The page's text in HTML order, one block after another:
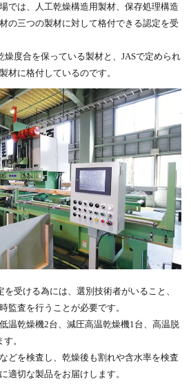
では、人工乾燥構造用製材、保存処理構造
の三つの製材に対して格付できる認定を受
燥度合を保っている製材と、JASで定められ
材に格付しているのです。
受ける為には、選別技術者がいること、
監査を行うことが必要です。
温乾燥機2台、減圧高温乾燥機1台、高温脱
。
どを検査し、乾燥後も割れや含水率を検査
適切な製品をお届けします。